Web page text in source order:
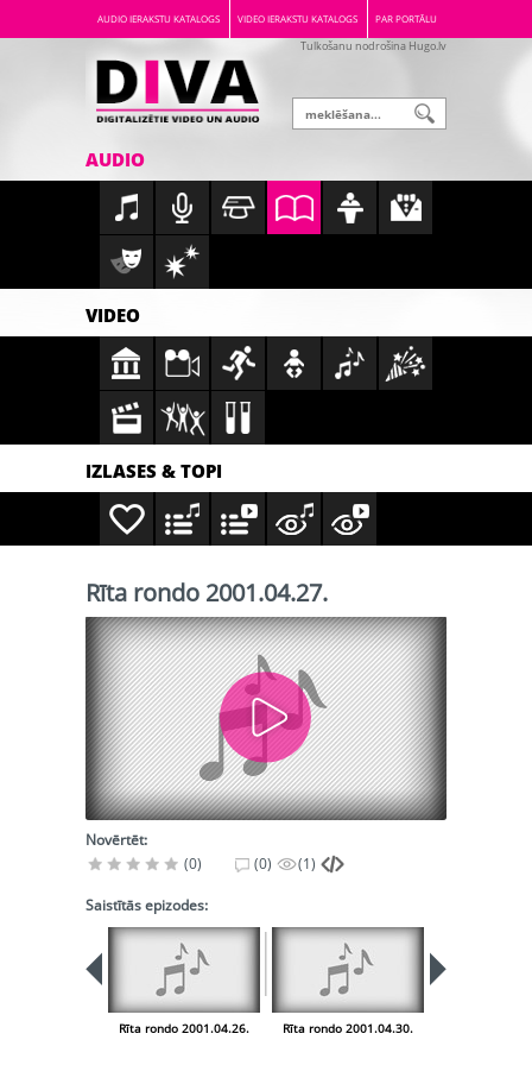
AUDIO IERAKSTU KATALOGS VIDEO IERAKSTU KATALOGS PAR PORTĀLU
Tulkošanu nodrošina Hugo.lv
AUDIO
VIDEO
IZLASES & TOPI
Rīta rondo 2001.04.27.
Novērtēt:
(0)
(0) (1)
Saistītās epizodes:
Rīta rondo 2001.04.26. Rīta rondo 2001.04.30.